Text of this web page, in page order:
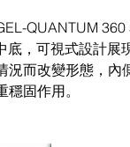
QUANTUM
，可視式設計
況而改變形態，
穩固作用。